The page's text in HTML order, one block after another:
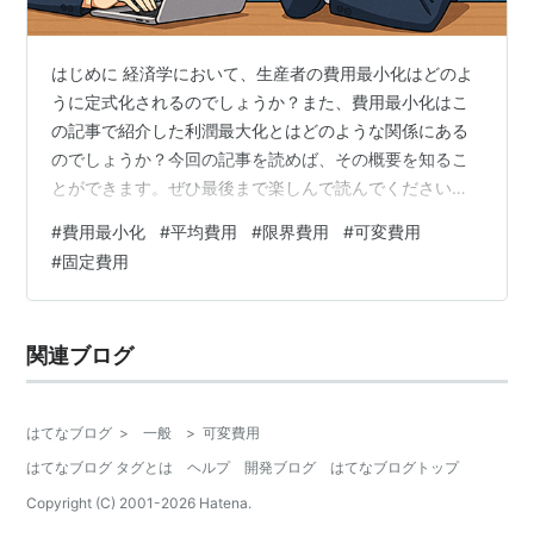
はじめに 経済学において、生産者の費用最小化はどのよ
うに定式化されるのでしょうか？また、費用最小化はこ
の記事で紹介した利潤最大化とはどのような関係にある
のでしょうか？今回の記事を読めば、その概要を知るこ
とができます。ぜひ最後まで楽しんで読んでください
定を引き継ぎます。 目次 はじめに 目次 費用最小化 長期
短期 平均費用と限界費用 利潤最大化 おわりに 費用最小
化 経済学では、投入財1、投入財2の価格が与えられたと
を実現する投入財1、投入財2の投入量を考えることがあ
ります。これを費用最小化問…
#費用最小化 #平均費用 #限界費用 #可変費用
#固定費用
関連ブログ
はてなブログ > 一般 > 可変費用
はてなブログ タグとは
ヘルプ 開発ブログ
はてなブログトップ
Copyright (C) 2001-2026 Hatena.